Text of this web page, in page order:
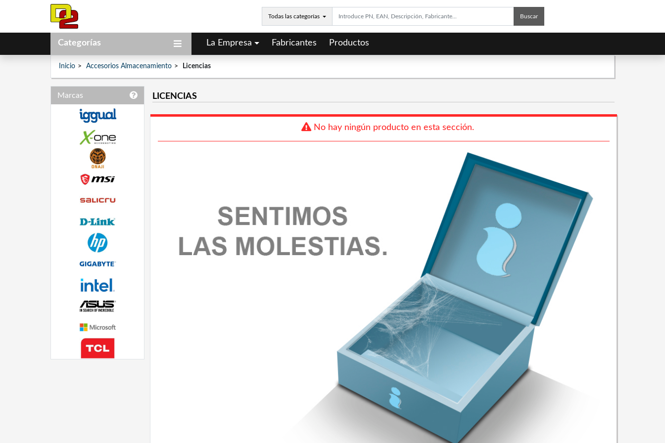
Todas las categorías Buscar
Categorías La Empresa Fabricantes Productos
Inicio Accesorios Almacenamiento Licencias
Marcas LICENCIAS
No hay ningún producto en esta sección.